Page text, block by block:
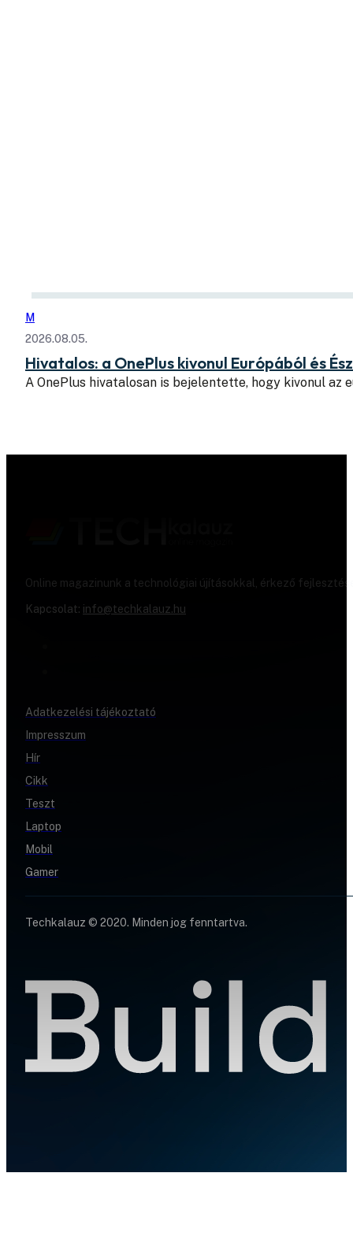
M
2026.08.05.
Hivatalos: a OnePlus kivonul Európából és
A OnePlus hivatalosan is bejelentette, hogy kivonul az
Online magazinunk a technológiai újításokkal, érkező
Kapcsolat: info@techkalauz.hu
Adatkezelési tájékoztató
Impresszum
Hír
Cikk
Teszt
Laptop
Mobil
Gamer
Techkalauz © 2020. Minden jog fenntartva.